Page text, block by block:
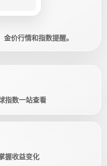
价行情和指数提醒。
指数一站查看
握收益变化